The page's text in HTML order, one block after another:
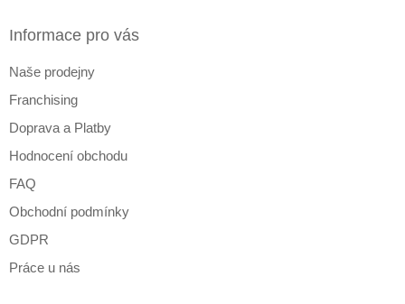
Informace pro vás
Naše prodejny
Franchising
Doprava a Platby
Hodnocení obchodu
FAQ
Obchodní podmínky
GDPR
Práce u nás